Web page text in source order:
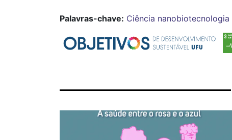
Palavras-chave: Ciência nanobiotecnologia